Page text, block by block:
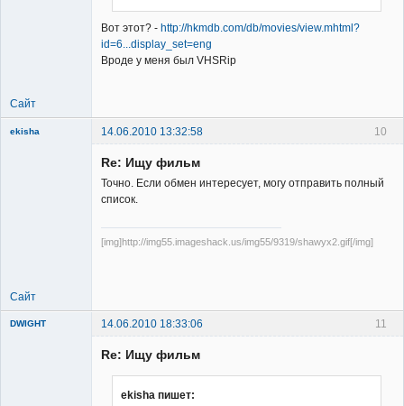
Вот этот? - http://hkmdb.com/db/movies/view.mhtml?
id=6...display_set=eng
Вроде у меня был VHSRip
Сайт
10
ekisha 14.06.2010 13:32:58
Re: Ищу фильм
Точно. Если обмен интересует, могу отправить полный
список.
[img]http://img55.imageshack.us/img55/9319/shawyx2.gif[/img]
Сайт
11
DWIGHT 14.06.2010 18:33:06
Re: Ищу фильм
ekisha пишет: